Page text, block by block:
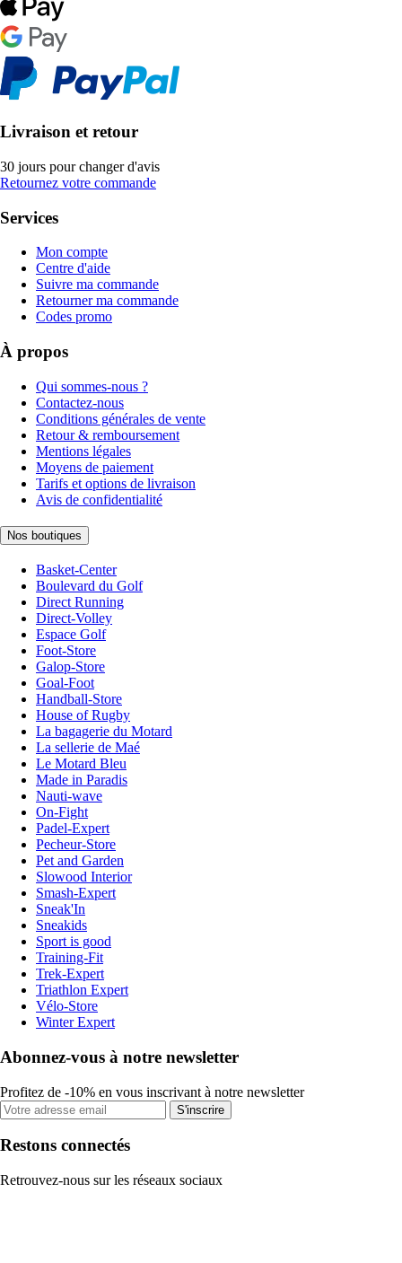
Livraison et retour
30 jours pour changer d'avis
Retournez votre commande
Services
Mon compte
Centre d'aide
Suivre ma commande
Retourner ma commande
Codes promo
À propos
Qui sommes-nous ?
Contactez-nous
Conditions générales de vente
Retour & remboursement
Mentions légales
Moyens de paiement
Tarifs et options de livraison
Avis de confidentialité
Nos boutiques
Basket-Center
Boulevard du Golf
Direct Running
Direct-Volley
Espace Golf
Foot-Store
Galop-Store
Goal-Foot
Handball-Store
House of Rugby
La bagagerie du Motard
La sellerie de Maé
Le Motard Bleu
Made in Paradis
Nauti-wave
On-Fight
Padel-Expert
Pecheur-Store
Pet and Garden
Slowood Interior
Smash-Expert
Sneak'In
Sneakids
Sport is good
Training-Fit
Trek-Expert
Triathlon Expert
Vélo-Store
Winter Expert
Abonnez-vous à notre newsletter
Profitez de -10% en vous inscrivant à notre newsletter
S'inscrire
Restons connectés
Retrouvez-nous sur les réseaux sociaux